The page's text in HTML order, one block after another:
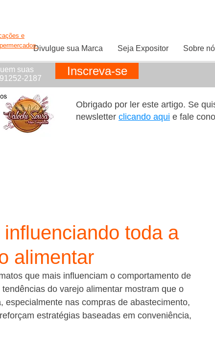
Divulgue sua Marca Seja Expositor Sobre
e
suas
2187
Inscreva-se
Obrigado por ler este artigo. Se
newsletter clicando aqui e fale
toda a
alimentar
que mais influenciam o comportamento de
do varejo alimentar mostram que o
nas compras de abastecimento,
estratégias baseadas em conveniência,